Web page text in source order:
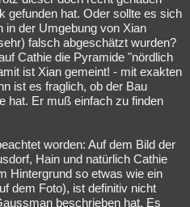
gefunden hat. Oder sollte es sich
in der Umgebung von Xian
falsch abgeschätzt wurden?
Cathie die Pyramide "nördlich
ist Xian gemeint! - mit exakten
ist es fraglich, ob der Bau
hat. Er muß einfach zu finden
worden: Auf dem Bild der
Hain und natürlich Cathie
Hintergrund so etwas wie ein
dem Foto), ist definitiv nicht
beschrieben hat. Es